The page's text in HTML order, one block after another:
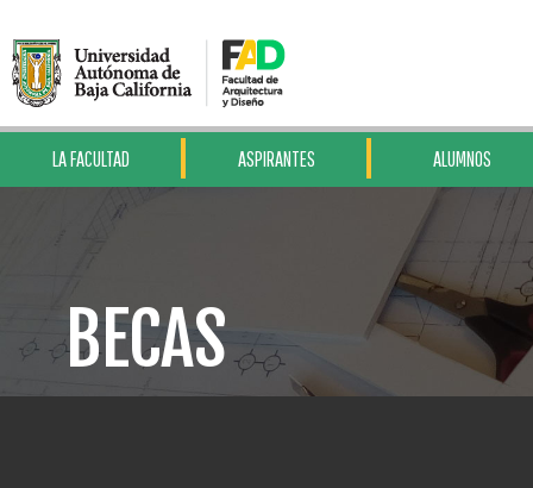
LA FACULTAD ASPIRANTES ALUMNOS
BECAS